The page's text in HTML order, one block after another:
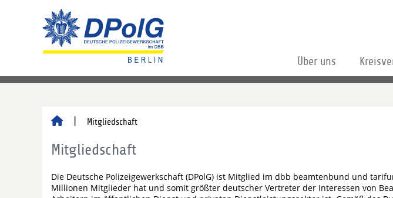
Über uns
Mitgliedschaft
Mitgliedschaft
Die Deutsche Polizeigewerkschaft (DPolG) ist Mitglied im dbb beamtenbund und
Millionen Mitglieder hat und somit größter deutscher Vertreter der Interessen von